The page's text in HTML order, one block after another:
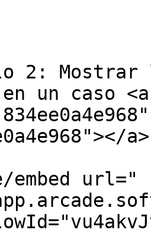
2:
un caso
a>
embed url="